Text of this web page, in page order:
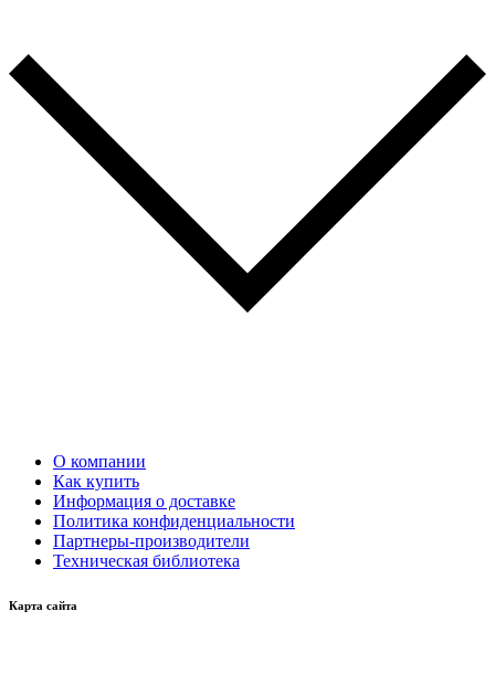
О компании
Как купить
Информация о доставке
Политика конфиденциальности
Партнеры-производители
Техническая библиотека
Карта сайта